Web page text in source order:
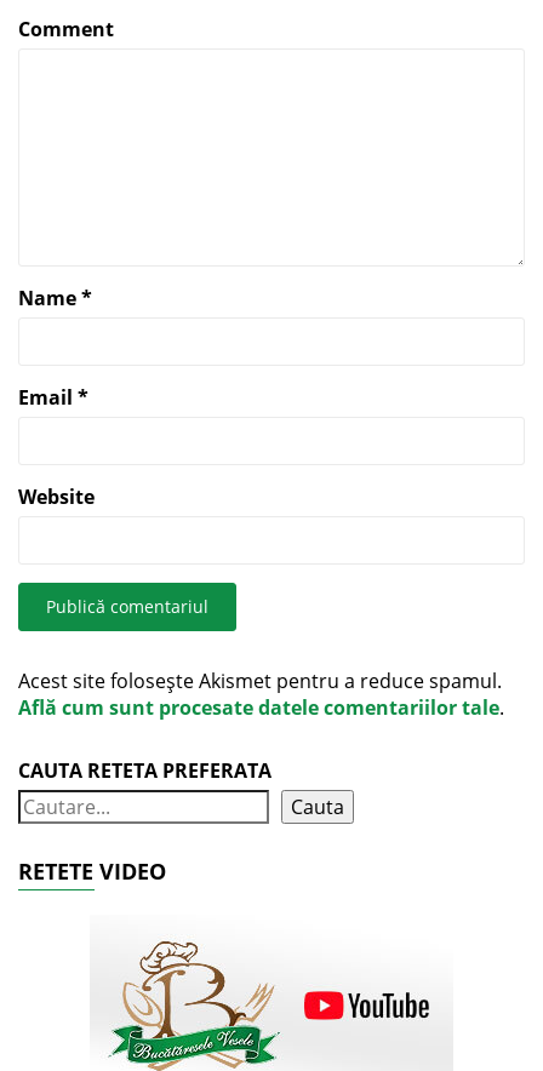
Comment
Name*
Email *
Website
Acest site folosește Akismet pentru a reduce spamul.
Află cum sunt procesate datele comentariilor tale.
CAUTA RETETA PREFERATA
Cauta
RETETE VIDEO